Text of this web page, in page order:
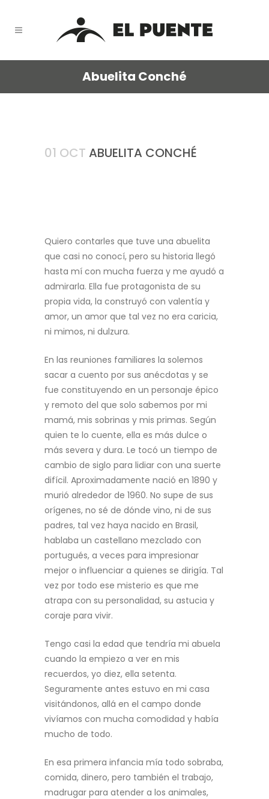
Abuelita Conché
01 OCT ABUELITA CONCHÉ
Quiero contarles que tuve una abuelita
que casi no conocí, pero su historia llegó
hasta mí con mucha fuerza y me ayudó a
admirarla. Ella fue protagonista de su
propia vida, la construyó con valentía y
amor, un amor que tal vez no era caricia,
ni mimos, ni dulzura.
En las reuniones familiares la solemos
sacar a cuento por sus anécdotas y se
fue constituyendo en un personaje épico
y remoto del que solo sabemos por mi
mamá, mis sobrinas y mis primas. Según
quien te lo cuente, ella es más dulce o
más severa y dura. Le tocó un tiempo de
cambio de siglo para lidiar con una suerte
difícil. Aproximadamente nació en 1890 y
murió alrededor de 1960. No supe de sus
orígenes, no sé de dónde vino, ni de sus
padres, tal vez haya nacido en Brasil,
hablaba un castellano mezclado con
portugués, a veces para impresionar
mejor o influenciar a quienes se dirigía. Tal
vez por todo ese misterio es que me
atrapa con su personalidad, su astucia y
coraje para vivir.
Tengo casi la edad que tendría mi abuela
cuando la empiezo a ver en mis
recuerdos, yo diez, ella setenta.
Seguramente antes estuvo en mi casa
visitándonos, allá en el campo donde
vivíamos con mucha comodidad y había
mucho de todo.
En esa primera infancia mía todo sobraba,
comida, dinero, pero también el trabajo,
madrugar para atender a los animales,